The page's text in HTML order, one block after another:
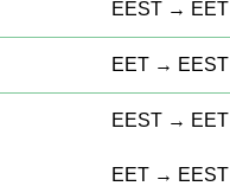
EEST → EET
EET → EEST
EEST → EET
EET → EEST